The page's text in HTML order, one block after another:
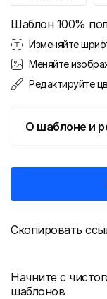
Шаблон 100%
Изменяйте
Меняйте
Редактируйте
О шаблоне и
Скопировать
Начните с
шаблонов